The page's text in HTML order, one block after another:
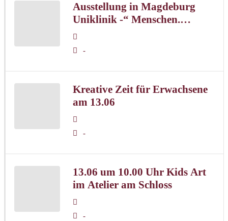
Ausstellung in Magdeburg
Uniklinik -“ Menschen.
Farbe. Ausdruck“
-
Kreative Zeit für Erwachsene
am 13.06
-
13.06 um 10.00 Uhr Kids Art
im Atelier am Schloss
-